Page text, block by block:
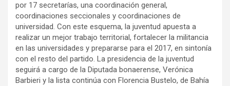
por 17 secretarías, una coordinación general,
coordinaciones seccionales y coordinaciones de
universidad. Con este esquema, la juventud apuesta a
realizar un mejor trabajo territorial, fortalecer la militancia
en las universidades y prepararse para el 2017, en sintonía
con el resto del partido. La presidencia de la juventud
seguirá a cargo de la Diputada bonaerense, Verónica
Barbieri y la lista continúa con Florencia Bustelo, de Bahía